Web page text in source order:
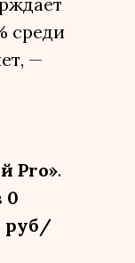
среди
—
Pro».
0
руб/